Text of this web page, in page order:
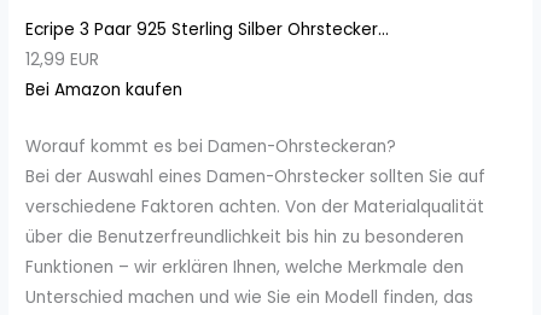
Ecripe 3 Paar 925 Sterling Silber Ohrstecker...
12,99 EUR
Bei Amazon kaufen
Worauf kommt es bei Damen-Ohrsteckeran?
Bei der Auswahl eines Damen-Ohrstecker sollten Sie auf
verschiedene Faktoren achten. Von der Materialqualität
über die Benutzerfreundlichkeit bis hin zu besonderen
Funktionen – wir erklären Ihnen, welche Merkmale den
Unterschied machen und wie Sie ein Modell finden, das